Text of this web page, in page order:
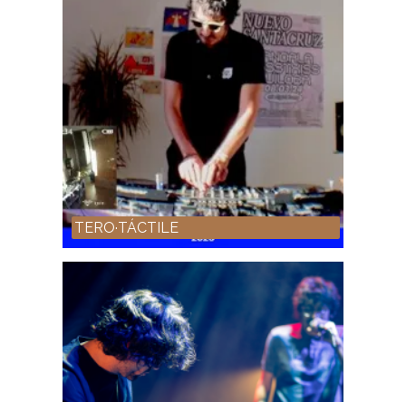
TERO·TÁCTILE